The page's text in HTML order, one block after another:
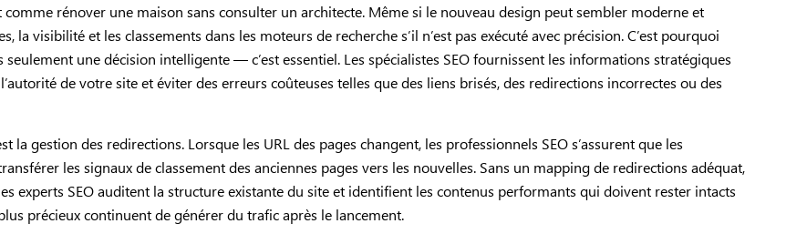
comme rénover une maison sans consulter un architecte. Même si le nouveau design peut sembler moderne et
visibilité et les classements dans les moteurs de recherche s’il n’est pas exécuté avec précision. C’est pourquoi
seulement une décision intelligente — c’est essentiel. Les spécialistes SEO fournissent les informations stratégiques
de votre site et éviter des erreurs coûteuses telles que des liens brisés, des redirections incorrectes ou des
la gestion des redirections. Lorsque les URL des pages changent, les professionnels SEO s’assurent que les
les signaux de classement des anciennes pages vers les nouvelles. Sans un mapping de redirections adéquat,
experts SEO auditent la structure existante du site et identifient les contenus performants qui doivent rester intacts
précieux continuent de générer du trafic après le lancement.